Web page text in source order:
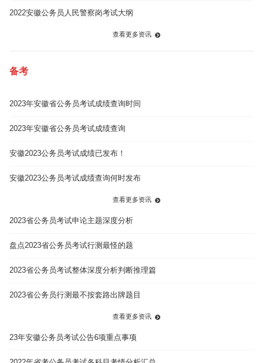
2022安徽公务员人民警察岗考试大纲
查看更多资讯
备考
2023年安徽省公务员考试成绩查询时间
2023年安徽省公务员考试成绩查询
安徽2023公务员考试成绩已发布！
安徽2023公务员考试成绩查询何时发布
查看更多资讯
2023省公务员考试申论主题深度分析
盘点2023省公务员考试行测最怪的题
2023省公务员考试整体深度分析判断推理篇
2023省公务员行测最不按套路出牌题目
查看更多资讯
23年安徽公务员考试公告6项重点事项